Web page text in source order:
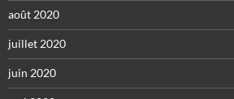
août 2020
juillet 2020
juin 2020